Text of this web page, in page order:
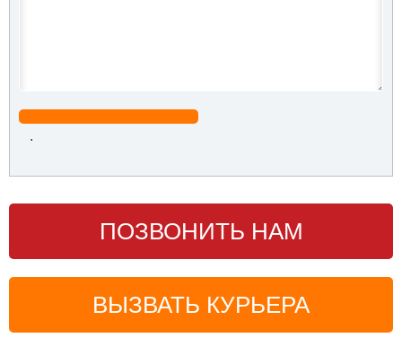
.
ПОЗВОНИТЬ НАМ
ВЫЗВАТЬ КУРЬЕРА